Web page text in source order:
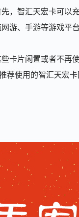
，智汇天宏卡可以
游、手游等游戏平
卡片闲置或者不再
使用的智汇天宏